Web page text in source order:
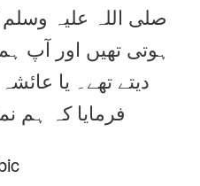
صلی اللہ علیہ
ہوتی تھیں اور آپ
دیتے تھے۔ یا
فرمایا کہ ہم